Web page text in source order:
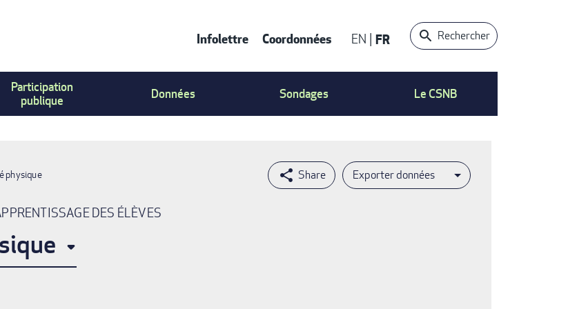
Contact
Menu
Infolettre Coordonnées EN FR Rechercher
Participation
publique
Données Sondages Le CSNB
Exporter données
physique
DES ÉLÈVES